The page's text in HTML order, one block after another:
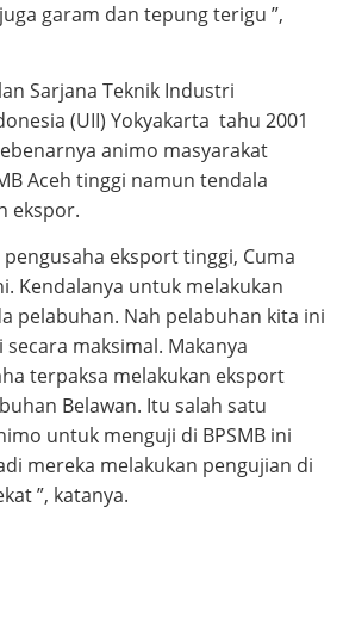
garam dan tepung terigu ”,
Sarjana Teknik Industri
(UII) Yokyakarta tahu 2001
animo masyarakat
Aceh tinggi namun tendala
ekspor.
eksport tinggi, Cuma
Kendalanya untuk melakukan
pelabuhan. Nah pelabuhan kita ini
maksimal. Makanya
terpaksa melakukan eksport
Belawan. Itu salah satu
untuk menguji di BPSMB ini
mereka melakukan pengujian di
”, katanya.